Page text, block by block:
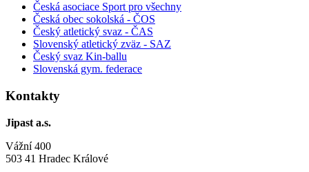
Česká asociace Sport pro všechny
Česká obec sokolská - ČOS
Český atletický svaz - ČAS
Slovenský atletický zväz - SAZ
Český svaz Kin-ballu
Slovenská gym. federace
Kontakty
Jipast a.s.
Vážní 400
503 41 Hradec Králové